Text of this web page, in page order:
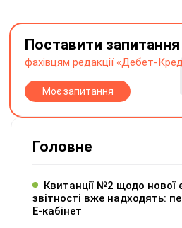
Поставити запитання
фахівцям редакції «Дебет-
Моє запитання
Головне
Квитанції №2 щодо нової
звітності вже надходять:
Е-кабінет